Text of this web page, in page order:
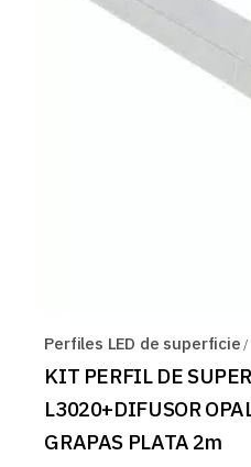
Perfiles LED de superficie
KIT PERFIL DE
L3020+DIFUSOR
GRAPAS PLATA 2m